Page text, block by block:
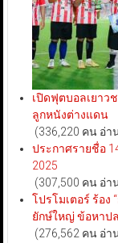
เปิดฟุตบอลเยาว
ลูกหนังต่างแดน
(336,220 คน อ่
ประกาศรายชื่อ
2025
(307,500 คน อ่
โปรโมเตอร์ ร้อง
ยักษ์ใหญ่ ข้อหาป
(276,562 คน อ่